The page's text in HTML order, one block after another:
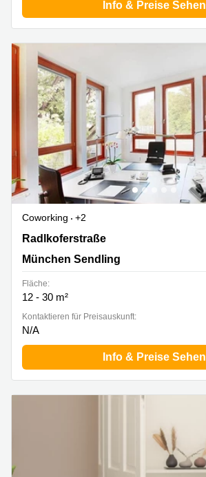
Info & Preise Sehen
Coworking
+2
Radlkoferstraße 2, München Sendling
Radlkoferstraße
München Sendling
Fläche:
12 - 30 m²
Kontaktieren für Preisauskunft:
N/A
Info & Preise Sehen